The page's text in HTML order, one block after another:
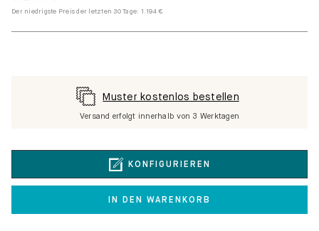
Der niedrigste Preis der letzten 30 Tage: 1.194 €
KONFIGURIEREN
IN DEN WARENKORB
Muster kostenlos bestellen
Versand erfolgt innerhalb von 3 Werktagen